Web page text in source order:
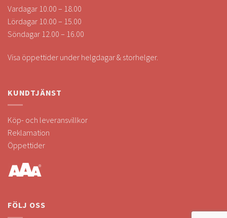
Vardagar 10.00 – 18.00
Lördagar 10.00 – 15.00
Söndagar 12.00 – 16.00
Visa öppettider under helgdagar & storhelger.
KUNDTJÄNST
Köp- och leveransvillkor
Reklamation
Öppettider
FÖLJ OSS